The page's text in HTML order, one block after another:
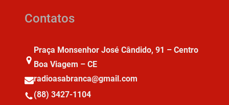
Contatos
Praça Monsenhor José Cândido, 91 – Centro
Boa Viagem – CE
radioasabranca@gmail.com
(88) 3427-1104